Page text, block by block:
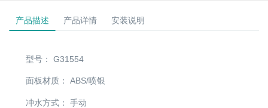
产品描述 产品详情 安装说明
型号： G31554
面板材质： ABS/喷银
冲水方式： 手动